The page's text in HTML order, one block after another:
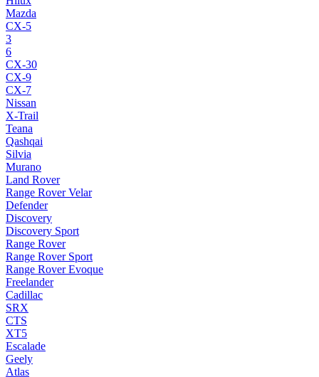
Mazda
CX-5
3
6
CX-30
CX-9
CX-7
Nissan
X-Trail
Teana
Qashqai
Silvia
Murano
Land Rover
Range Rover Velar
Defender
Discovery
Discovery Sport
Range Rover
Range Rover Sport
Range Rover Evoque
Freelander
Cadillac
SRX
CTS
XT5
Escalade
Geely
Atlas